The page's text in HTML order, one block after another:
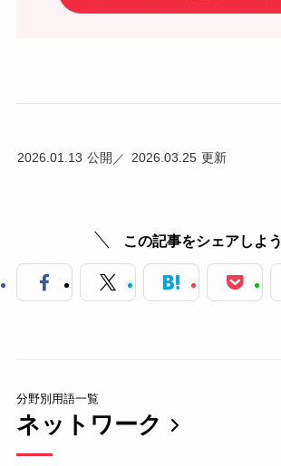
2026.01.13 2026.03.25
この記事をシェアしよう
分野別用語一覧
ネットワーク